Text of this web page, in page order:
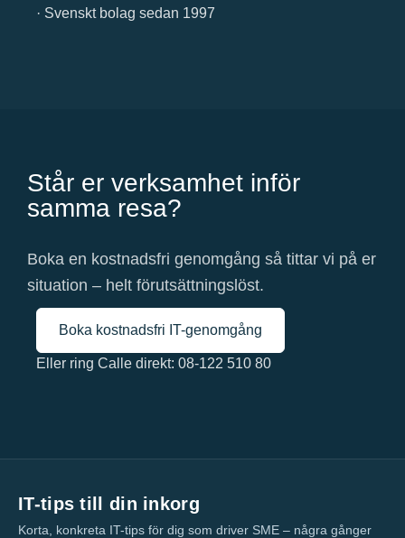
· Svenskt bolag sedan 1997
Står er verksamhet inför
samma resa?
Boka en kostnadsfri genomgång så tittar vi på er
situation – helt förutsättningslöst.
Boka kostnadsfri IT-genomgång
Eller ring Calle direkt: 08-122 510 80
IT-tips till din inkorg
Korta, konkreta IT-tips för dig som driver SME – några gånger